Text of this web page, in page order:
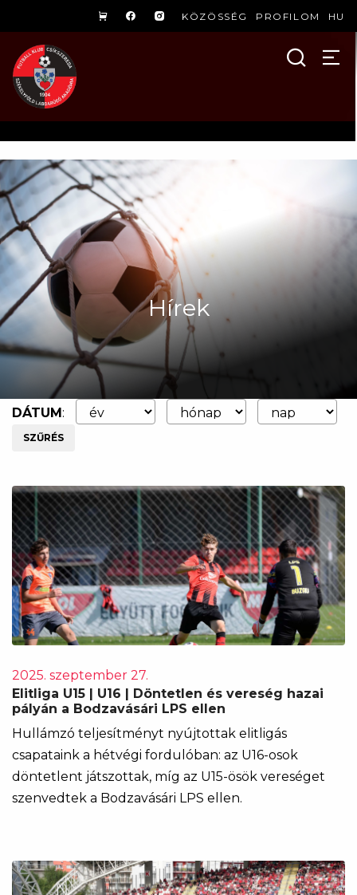
KÖZÖSSÉG PROFILOM HU
Hírek
DÁTUM:
SZŰRÉS
2025. szeptember 27.
Elitliga U15 | U16 | Döntetlen és vereség hazai
pályán a Bodzavásári LPS ellen
Hullámzó teljesítményt nyújtottak elitligás
csapataink a hétvégi fordulóban: az U16-osok
döntetlent játszottak, míg az U15-ösök vereséget
szenvedtek a Bodzavásári LPS ellen.